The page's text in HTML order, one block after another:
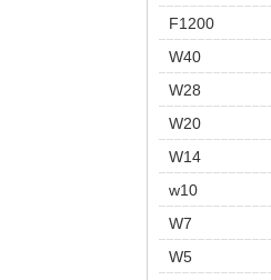
F1200
W40
W28
W20
W14
w10
W7
W5